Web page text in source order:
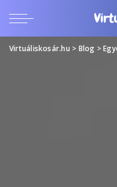
Virtuáliskosár.hu > Blog >